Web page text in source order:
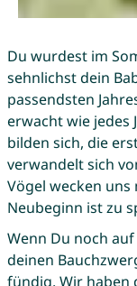
Du wurdest im
sehnlichst dein
passendsten
erwacht wie jedes
bilden sich, die
verwandelt sich
Vögel wecken
Neubeginn ist zu
Wenn Du noch
deinen
fündig. Wir haben